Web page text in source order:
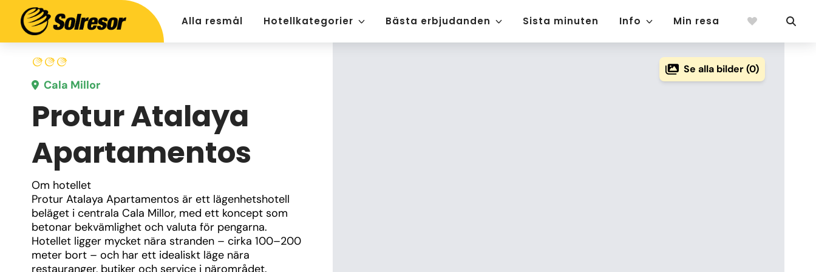
Alla resmål Hotellkategorier Bästa erbjudanden Sista minuten Info Min resa
Cala Millor
Protur Atalaya
Apartamentos
Om hotellet
Protur Atalaya Apartamentos är ett lägenhetshotell
beläget i centrala Cala Millor, med ett koncept som
betonar bekvämlighet och valuta för pengarna.
Hotellet ligger mycket nära stranden – cirka 100–200
meter bort – och har ett idealiskt läge nära
restauranger, butiker och service i närområdet.
Se alla bilder (0)